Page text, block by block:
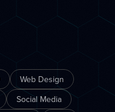
Web Design
Social Media